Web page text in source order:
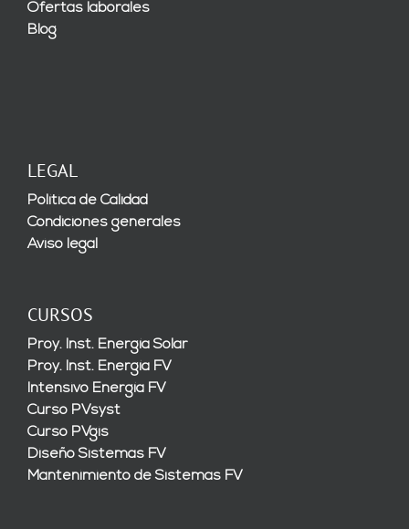
Ofertas laborales
Blog
LEGAL
Política de Calidad
Condiciones generales
Aviso legal
CURSOS
Proy. Inst. Energía Solar
Proy. Inst. Energía FV
Intensivo Energía FV
Curso PVsyst
Curso PVgis
Diseño Sistemas FV
Mantenimiento de Sistemas FV